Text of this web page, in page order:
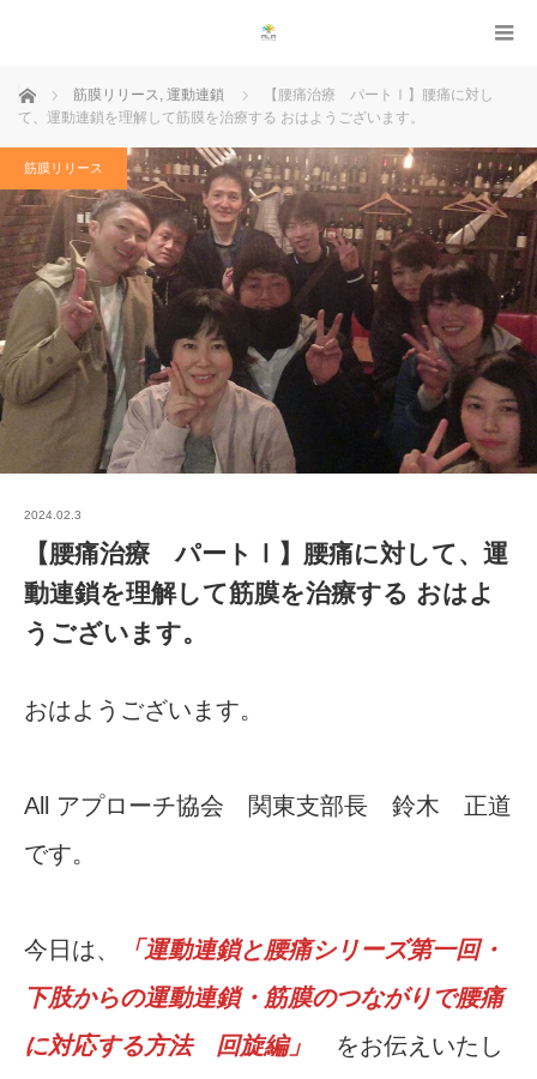
ホーム 筋膜リリース, 運動連鎖
【腰痛治療 パートⅠ】腰痛に対し
て、運動連鎖を理解して筋膜を治療する おはようございます。
筋膜リリース
2024.02.3
【腰痛治療 パートⅠ】腰痛に対して、運
動連鎖を理解して筋膜を治療する おはよ
うございます。
おはようございます。
All アプローチ協会 関東支部長 鈴木 正道
です。
今日は、
「運動連鎖と腰痛シリーズ第一回・
下肢からの運動連鎖・筋膜のつながりで腰痛
に対応する方法 回旋編」
をお伝えいたし